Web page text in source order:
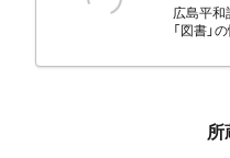
広島平和
「図書」
所